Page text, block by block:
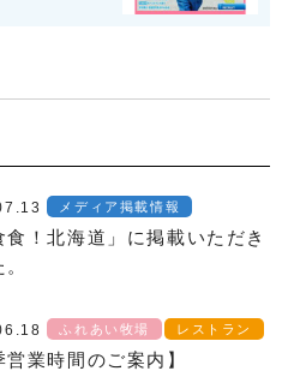
メディア掲載情報
食！北海道」に掲載いただき
ふれあい牧場 レストラン
営業時間のご案内】